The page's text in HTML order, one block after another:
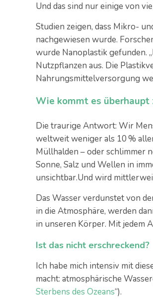
Und das sind nur einige von
Studien zeigen, dass Mikro-
nachgewiesen wurde.
wurde Nanoplastik gefunden.
Nutzpflanzen aus. Die
Nahrungsmittelversorgung
Wie kommt es
Die traurige Antwort: Wir
weltweit weniger als 10 %
Müllhalden – oder schlimmer
Sonne, Salz und Wellen in
unsichtbar.Und wird
Das Wasser verdunstet von
in die Atmosphäre, werden
in unseren Körper. Mit jedem
Ist das nicht erschreckend?
Ich habe mich intensiv mit
macht: atmosphärische
Sterbens des Ozeans“).